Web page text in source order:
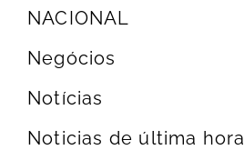
NACIONAL
Negócios
Notícias
Noticias de última hora